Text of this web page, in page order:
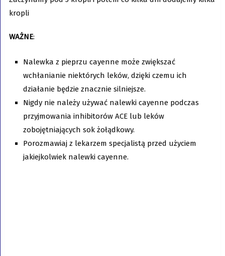
kropli
WAŻNE:
Nalewka z pieprzu cayenne może zwiększać
wchłanianie niektórych leków, dzięki czemu ich
działanie będzie znacznie silniejsze.
Nigdy nie należy używać nalewki cayenne podczas
przyjmowania inhibitorów ACE lub leków
zobojętniających sok żołądkowy.
Porozmawiaj z lekarzem specjalistą przed użyciem
jakiejkolwiek nalewki cayenne.